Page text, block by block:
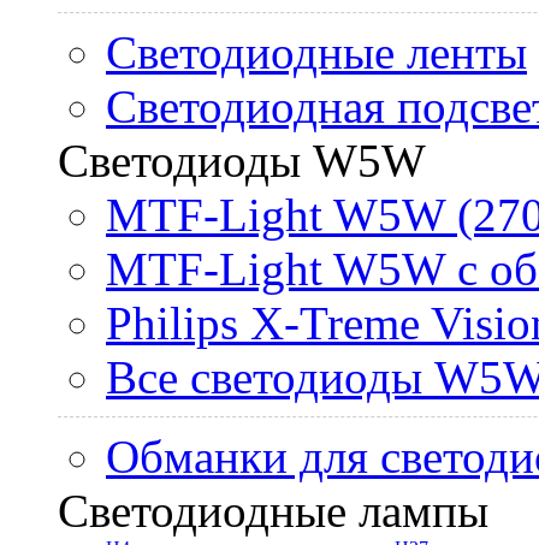
Светодиодные ленты
Светодиодная
Светодиоды W5W
MTF-Light W5W
MTF-Light W5W с
Philips X-Treme
Все светодиоды
Обманки для
Светодиодные лампы